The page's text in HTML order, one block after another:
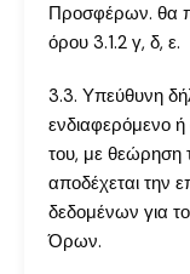
Προσφέρων. θα
όρου 3.1.2 γ, δ, ε.
3.3. Υπεύθυνη
ενδιαφερόμενο
του, με θεώρηση
αποδέχεται την
δεδομένων για
Όρων.